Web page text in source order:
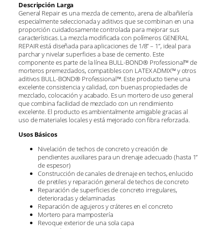
Descripción Larga
General Repair es una mezcla de cemento, arena de albañilería
especialmente seleccionada y aditivos que se combinan en una
proporción cuidadosamente controlada para mejorar sus
características. La mezcla modificada con polímeros GENERAL
REPAIR está diseñada para aplicaciones de 1/8” – 1”, ideal para
parchar y nivelar superficies a base de cemento. Este
componente es parte de la línea BULL-BOND® Professional™ de
morteros premezclados, compatibles con LATEX ADMIX™ y otros
aditivos BULL-BOND® Professional™. Este producto tiene una
excelente consistencia y calidad, con buenas propiedades de
mezclado, colocación y acabado. Es un mortero de uso general
que combina facilidad de mezclado con un rendimiento
excelente. El producto es ambientalmente amigable gracias al
uso de materiales locales y está mejorado con fibra reforzada.
Usos Básicos
Nivelación de techos de concreto y creación de
pendientes auxiliares para un drenaje adecuado (hasta 1”
de espesor)
Construcción de canales de drenaje en techos, enlucido
de pretiles y reparación general de techos de concreto
Reparación de superficies de concreto irregulares,
deterioradas y delaminadas
Reparación de agujeros y cráteres en el concreto
Mortero para mampostería
Revoque exterior de una sola capa